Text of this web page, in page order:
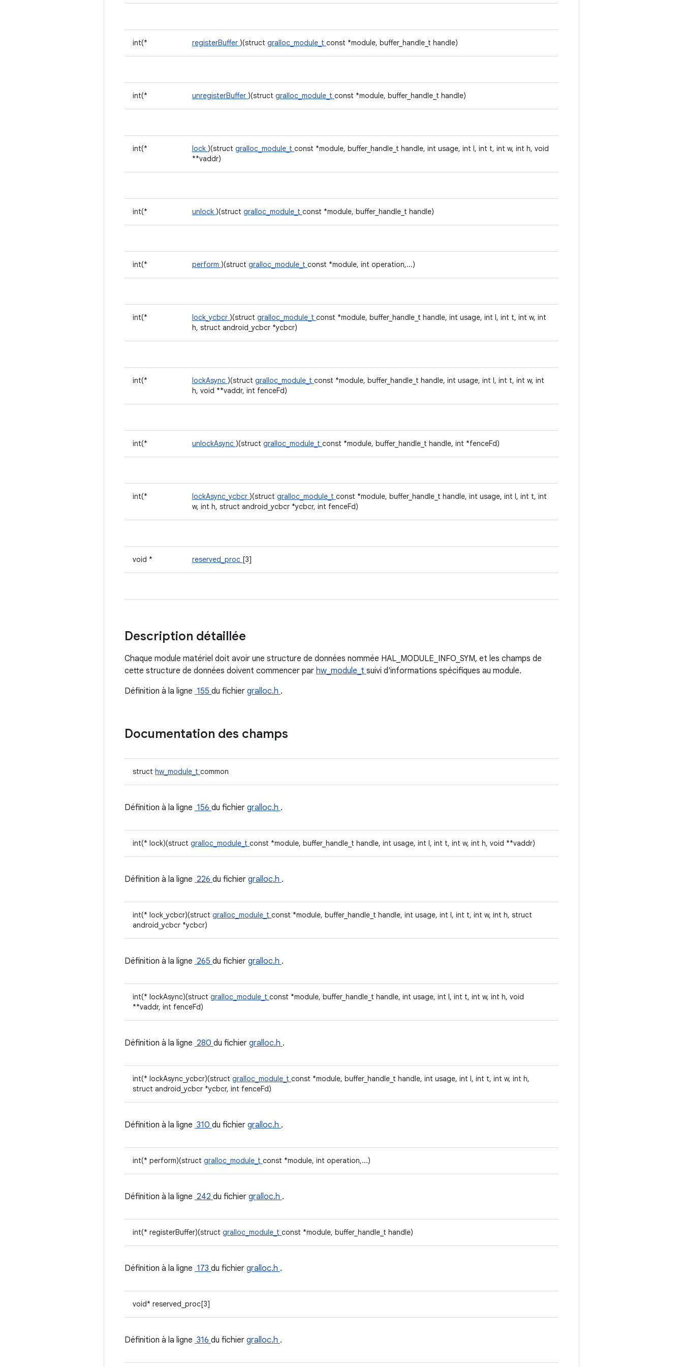
int(* registerBuffer )(struct gralloc_module_t const *module, buffer_handle_t handle)
int(* unregisterBuffer )(struct gralloc_module_t const *module, buffer_handle_t handle)
int(* lock )(struct gralloc_module_t const *module, buffer_handle_t handle, int usage, int l, int t, int w, int h, void
**vaddr)
int(* unlock )(struct gralloc_module_t const *module, buffer_handle_t handle)
int(* perform )(struct gralloc_module_t const *module, int operation,...)
int(* lock_ycbcr )(struct gralloc_module_t const *module, buffer_handle_t handle, int usage, int l, int t, int w, int
h, struct android_ycbcr *ycbcr)
int(* lockAsync )(struct gralloc_module_t const *module, buffer_handle_t handle, int usage, int l, int t, int w, int
h, void **vaddr, int fenceFd)
int(* unlockAsync )(struct gralloc_module_t const *module, buffer_handle_t handle, int *fenceFd)
int(* lockAsync_ycbcr )(struct gralloc_module_t const *module, buffer_handle_t handle, int usage, int l, int t, int
w, int h, struct android_ycbcr *ycbcr, int fenceFd)
void * reserved_proc [3]
Description détaillée
Chaque module matériel doit avoir une structure de données nommée HAL_MODULE_INFO_SYM, et les champs de
cette structure de données doivent commencer par hw_module_t suivi d'informations spécifiques au module.
Définition à la ligne 155 du fichier gralloc.h .
Documentation des champs
struct hw_module_t common
Définition à la ligne 156 du fichier gralloc.h .
int(* lock)(struct gralloc_module_t const *module, buffer_handle_t handle, int usage, int l, int t, int w, int h, void **vaddr)
Définition à la ligne 226 du fichier gralloc.h .
int(* lock_ycbcr)(struct gralloc_module_t const *module, buffer_handle_t handle, int usage, int l, int t, int w, int h, struct
android_ycbcr *ycbcr)
Définition à la ligne 265 du fichier gralloc.h .
int(* lockAsync)(struct gralloc_module_t const *module, buffer_handle_t handle, int usage, int l, int t, int w, int h, void
**vaddr, int fenceFd)
Définition à la ligne 280 du fichier gralloc.h .
int(* lockAsync_ycbcr)(struct gralloc_module_t const *module, buffer_handle_t handle, int usage, int l, int t, int w, int h,
struct android_ycbcr *ycbcr, int fenceFd)
Définition à la ligne 310 du fichier gralloc.h .
int(* perform)(struct gralloc_module_t const *module, int operation,...)
Définition à la ligne 242 du fichier gralloc.h .
int(* registerBuffer)(struct gralloc_module_t const *module, buffer_handle_t handle)
Définition à la ligne 173 du fichier gralloc.h .
void* reserved_proc[3]
Définition à la ligne 316 du fichier gralloc.h .